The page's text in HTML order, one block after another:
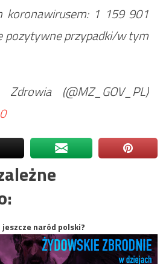
koronawirusem: 1 159 901
pozytywne przypadki/w tym
(@MZ_GOV_PL)
jeszcze naród polski?